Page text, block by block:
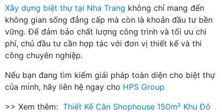
Xây dựng biệt thự tại Nha Trang không chỉ mang đến
không gian sống đẳng cấp mà còn là khoản đầu tư bền
vững. Để đảm bảo chất lượng công trình và tối ưu chi
phí, chủ đầu tư cần hợp tác với đơn vị thiết kế và thi
công chuyên nghiệp.
Nếu bạn đang tìm kiếm giải pháp toàn diện cho biệt thự
của mình, hãy liên hệ ngay cho HPS Group
>> Xem thêm: Thiết Kế Căn Shophouse 150m² Khu Đô